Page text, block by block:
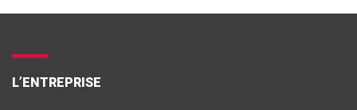
L’ENTREPRISE